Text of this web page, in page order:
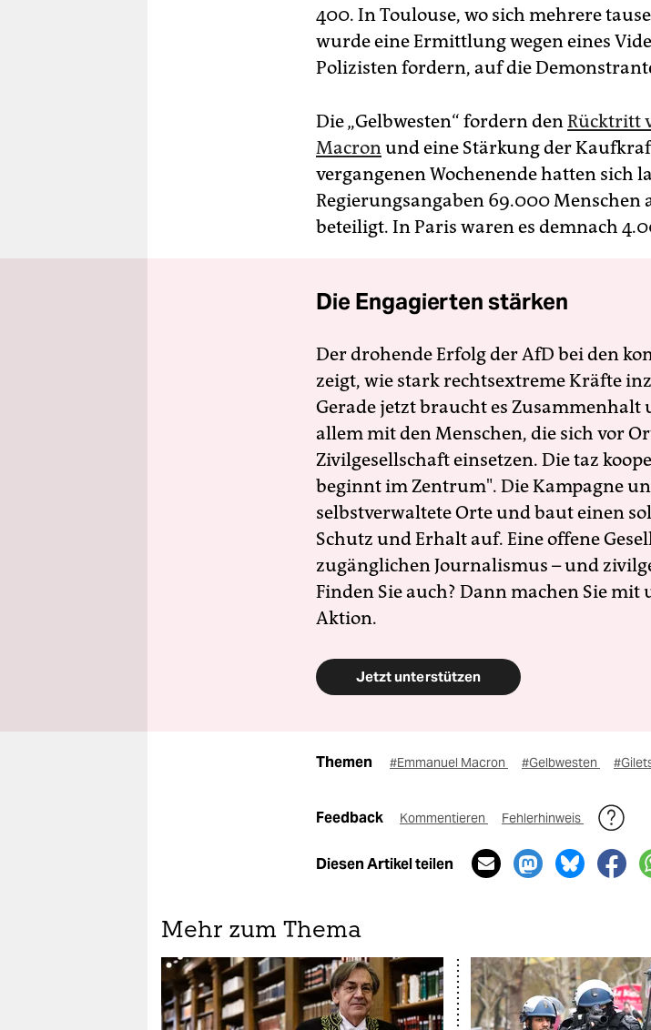
400. In Toulouse, wo sich mehrere
wurde eine Ermittlung wegen eines
Polizisten fordern, auf die
Die „Gelbwesten“ fordern denRücktritt
Macronund eine Stärkung der
vergangenen Wochenende hatten sich
Regierungsangaben 69.000
beteiligt. In Paris waren es demnach
Die Engagierten stärken
Der drohende Erfolg der AfD bei den
zeigt, wie stark rechtsextreme Kräfte
Gerade jetzt braucht es
allem mit den Menschen, die sich vor
Zivilgesellschaft einsetzen. Die taz
beginnt im Zentrum". Die Kampagne
selbstverwaltete Orte und baut einen
Schutz und Erhalt auf. Eine offene
zugänglichen Journalismus – und
Finden Sie auch? Dann machen Sie
Aktion.
Jetzt unterstützen
Themen #Emmanuel Macron #Gelbwesten
Feedback Kommentieren Fehlerhinweis
Diesen Artikel teilen
Mehr zum Thema